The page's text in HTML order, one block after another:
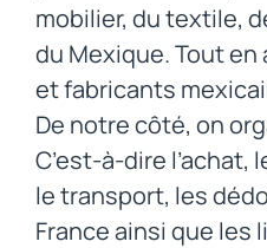
mobilier, du textile,
du Mexique. Tout
et fabricants
De notre côté, on
C’est-à-dire l’achat,
le transport, les
France ainsi que les